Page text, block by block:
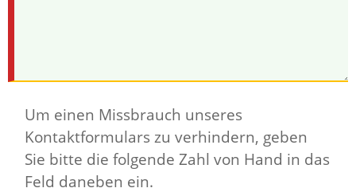
Um einen Missbrauch unseres
Kontaktformulars zu verhindern, geben
Sie bitte die folgende Zahl von Hand in das
Feld daneben ein.